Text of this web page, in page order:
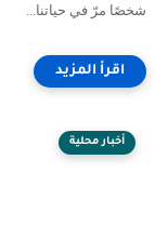
شخصًا مرّ في حياتنا...
أخبار محلية